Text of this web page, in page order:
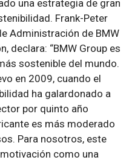
una estrategia de gran
Frank-Peter
Administración de BMW
declara: “BMW Group es
sostenible del mundo.
en 2009, cuando el
ha galardonado a
por quinto año
es más moderado
Para nosotros, este
como una